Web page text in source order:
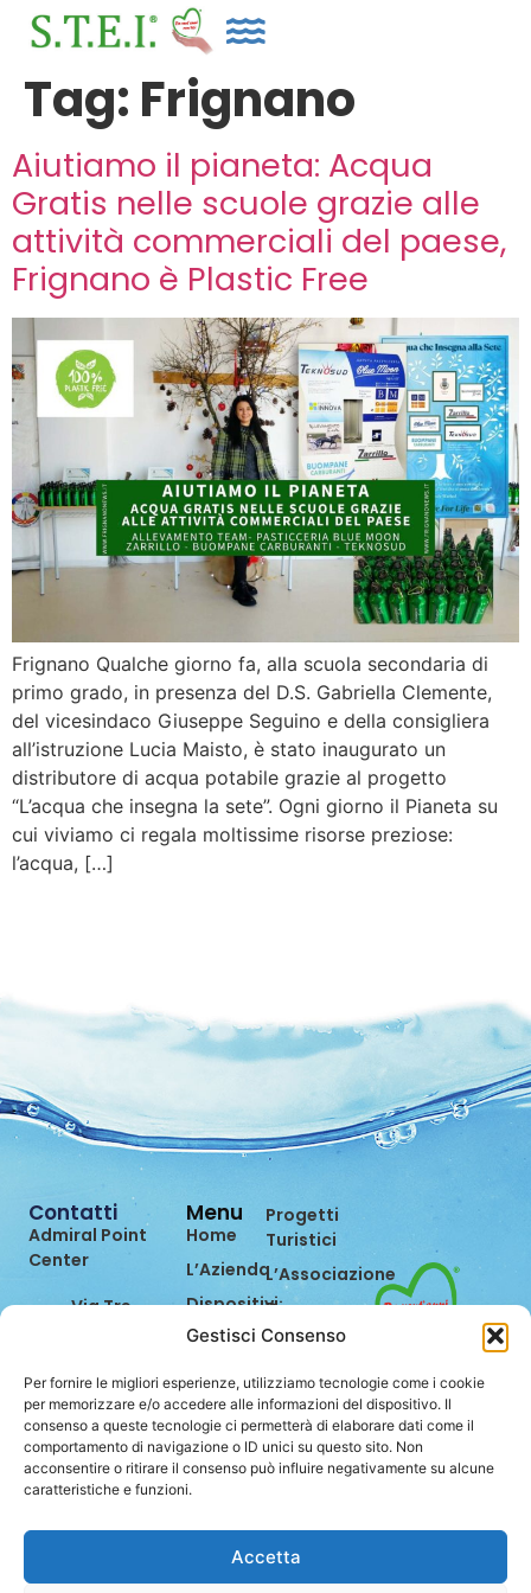
Gestisci Consenso
Per fornire le migliori esperienze, utilizziamo tecnologie come i cookie
per memorizzare e/o accedere alle informazioni del dispositivo. Il
consenso a queste tecnologie ci permetterà di elaborare dati come il
comportamento di navigazione o ID unici su questo sito. Non
acconsentire o ritirare il consenso può influire negativamente su alcune
caratteristiche e funzioni.
Accetta
Tag: Frignano
Aiutiamo il pianeta: Acqua
Gratis nelle scuole grazie alle
attività commerciali del paese,
Frignano è Plastic Free
Frignano Qualche giorno fa, alla scuola secondaria di
primo grado, in presenza del D.S. Gabriella Clemente,
del vicesindaco Giuseppe Seguino e della consigliera
all’istruzione Lucia Maisto, è stato inaugurato un
distributore di acqua potabile grazie al progetto
“L’acqua che insegna la sete”. Ogni giorno il Pianeta su
cui viviamo ci regala moltissime risorse preziose:
l’acqua, […]
Menu
Home
L’Azienda
Dispositivi
Prevenzione
Bilancio di
Sostenibilità
Progetti
Turistici
L’Associazione
Dicono
di Noi
Contatti
Lavora
con Noi
Contatti
Admiral Point
Center
Via Tre
47891
Dogana
(RSM)
0549.962849